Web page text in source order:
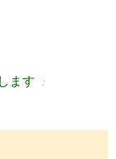
ます ：